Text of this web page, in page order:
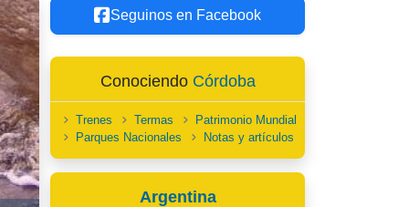
Seguinos en Facebook
Conociendo Córdoba
Trenes Termas
Patrimonio Mundial
Parques Nacionales
Notas y artículos
Argentina